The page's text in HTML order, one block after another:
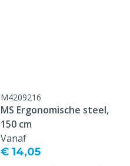
M4209216
MS Ergonomische steel,
150 cm
Vanaf
€ 14,05